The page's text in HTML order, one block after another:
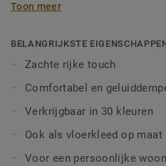
extra zacht aan. Laat je
Toon meer
BELANGRIJKSTE
Zachte rijke touch
Comfortabel en
Verkrijgbaar in 30 kleuren
Ook als vloerkleed op maat
Voor een persoonlijke